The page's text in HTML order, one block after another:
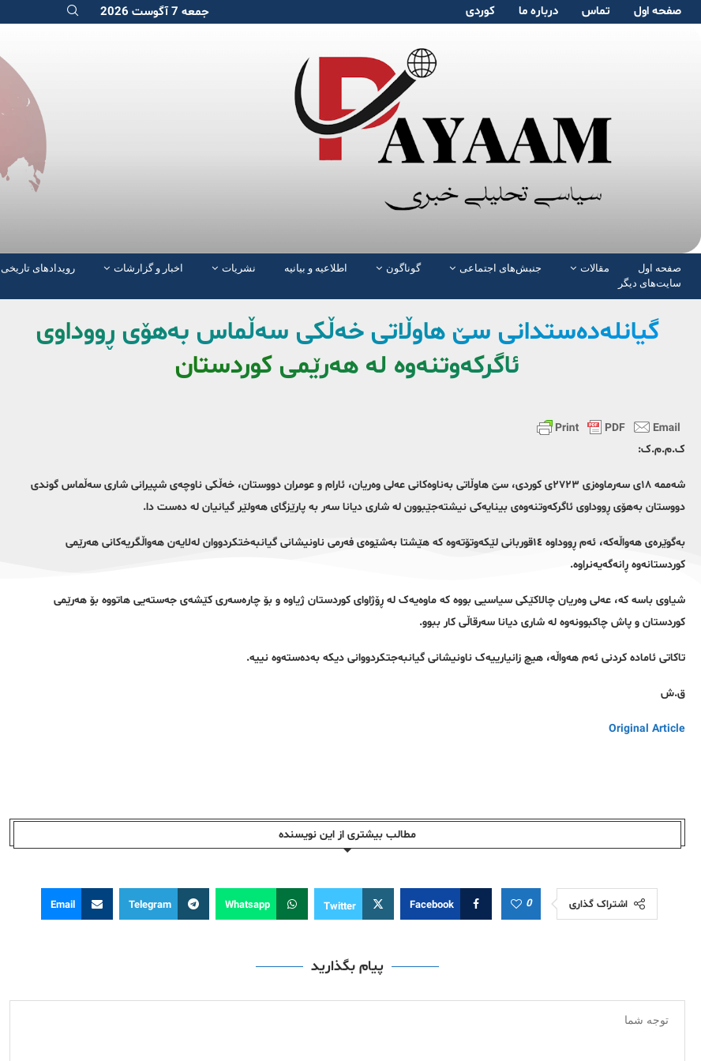
صفحە اول تماس دربارە ما کوردی جمعه 7 آگوست 2026
صفحە اول مقالات جنبش‌های اجتماعی گوناگون اطلاعیه و بیانیه نشریات اخبار و گزارشات رویدادهای تاریخی
سایت‌های دیگر
گیانلەدەستدانی سێ هاوڵاتی خەڵکی سەڵماس بەهۆی ڕووداوی
ئاگرکەوتنەوە لە هەرێمی کوردستان
ک.م.م.ک:
شەممە ١٨ی سەرماوەزی ٢٧٢٣ی کوردی، سێ هاوڵاتی بەناوەکانی عەلی وەریان، ئارام و عومران دووستان، خەڵکی ناوچەی شپیرانی شاری سەڵماس گوندی
دووستان بەهۆی ڕووداوی ئاگرکەوتنەوەی بینایەکی نیشتەجێبوون لە شاری دیانا سەر بە پارێزگای هەولێر گیانیان لە دەست دا.
بەگوێرەی هەواڵەکە، ئەم ڕووداوە ١٤قوربانی لێکەوتۆتەوە کە هێشتا بەشێوەی فەرمی ناونیشانی گیانبەختکردووان لەلایەن هەواڵگریەکانی هەرێمی
کوردستانەوە ڕانەگەیەنراوە.
شیاوی باسە کە، عەلی وەریان چالاکێکی سیاسیی بووە کە ماوەیەک لە ڕۆژاوای کوردستان ژیاوە و بۆ چارەسەری کێشەی جەستەیی هاتووە بۆ هەرێمی
کوردستان و پاش چاکبوونەوە لە شاری دیانا سەرقاڵی کار ببوو.
تاکاتی ئامادە کردنی ئەم هەواڵە، هیچ زانیارییەک ناونیشانی گیانبەجتکردووانی دیکە بەدەستەوە نییە.
ق.ش
Original Article
مطالب بیشتری از این نویسندە
اشتراک گذاری 0
Facebook
Twitter
Whatsapp
Telegram
Email
پیام بگذارید